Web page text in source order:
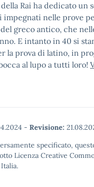
Rai ha dedicato un
nelle prove
greco antico, che
E intanto in 40 si
la prova di latino, in
al lupo a tutti loro!
- Revisione:
specificato,
Licenza Creative